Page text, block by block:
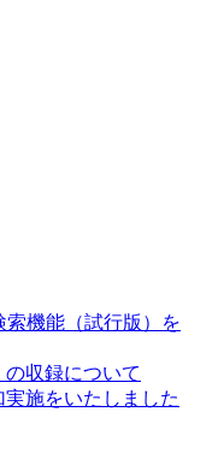
索機能（試行版）を
の収録について
施をいたしました